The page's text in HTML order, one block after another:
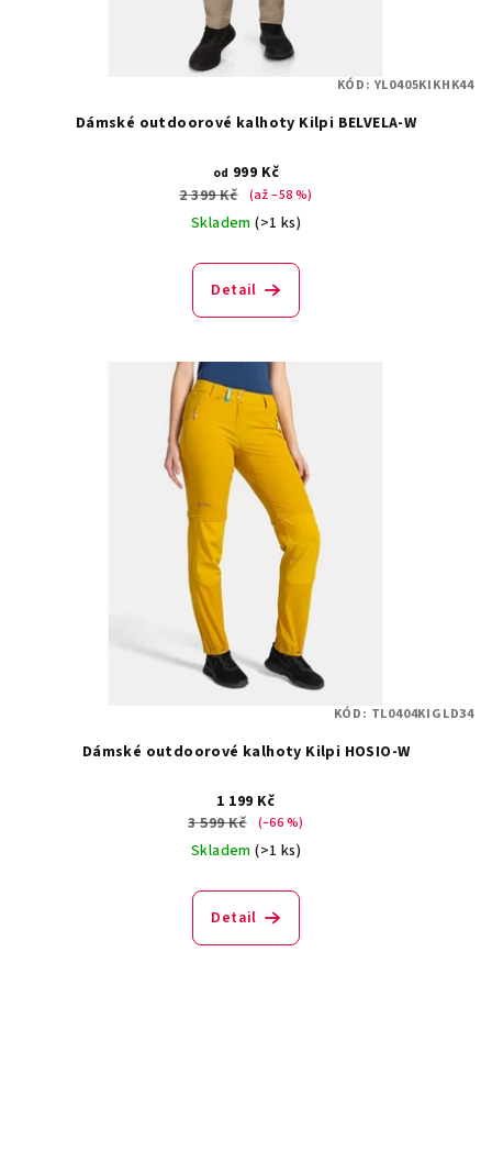
Dámské outdoorové kalhoty Kilpi BELVELA-W
od 999 Kč
2 399 Kč
(až –58 %)
Skladem(>1 ks)
Detail
KÓD: YL0405KIKHK44
Dámské outdoorové kalhoty Kilpi HOSIO-W
1 199 Kč
3 599 Kč
(–66 %)
Skladem(>1 ks)
Detail
KÓD: TL0404KIGLD34